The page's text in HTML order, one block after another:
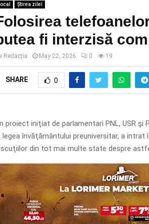
Știrea zilei
fi interzisă
Redacția May 22, 2026 0 19
SHARE 0
proiect iniţiat de parlamentari PNL, USR şi
legea învăţământului preuniversitar, a intrat
din tot mai multe state despre